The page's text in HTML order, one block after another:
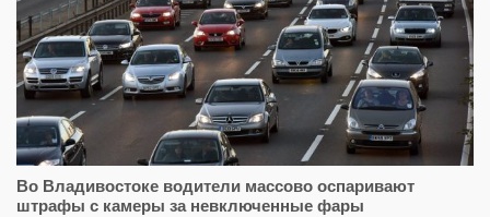
Во Владивостоке водители массово оспаривают
штрафы с камеры за невключенные фары